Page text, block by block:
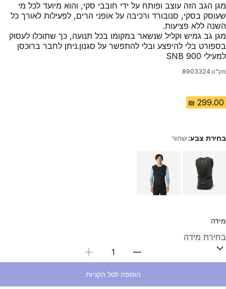
מגן הגב הזה עוצב ופותח על ידי חובבי סקי, והוא מיועד לכל מי
שעוסק בסקי, סנובורד ורכיבה על אופני הרים, לפעילות לאורך כל
השנה ללא פציעות.
מגן גב גמיש וקליל שנשאר במקומו בכל תנועה, כך שתוכלו לעסוק
בספורט בלי להיפצע ובלי להתפשר על סגנון.ניתן לחבר ברוכסן
למעילי ‎ SNB 900
מק"ט 8903324
בחירת צבע:שחור
Choose a variant
מידה
בחירת כמות
הוספה לסל הקניות